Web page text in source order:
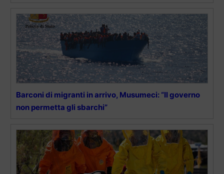
Barconi di migranti in arrivo, Musumeci: “Il governo
non permetta gli sbarchi”